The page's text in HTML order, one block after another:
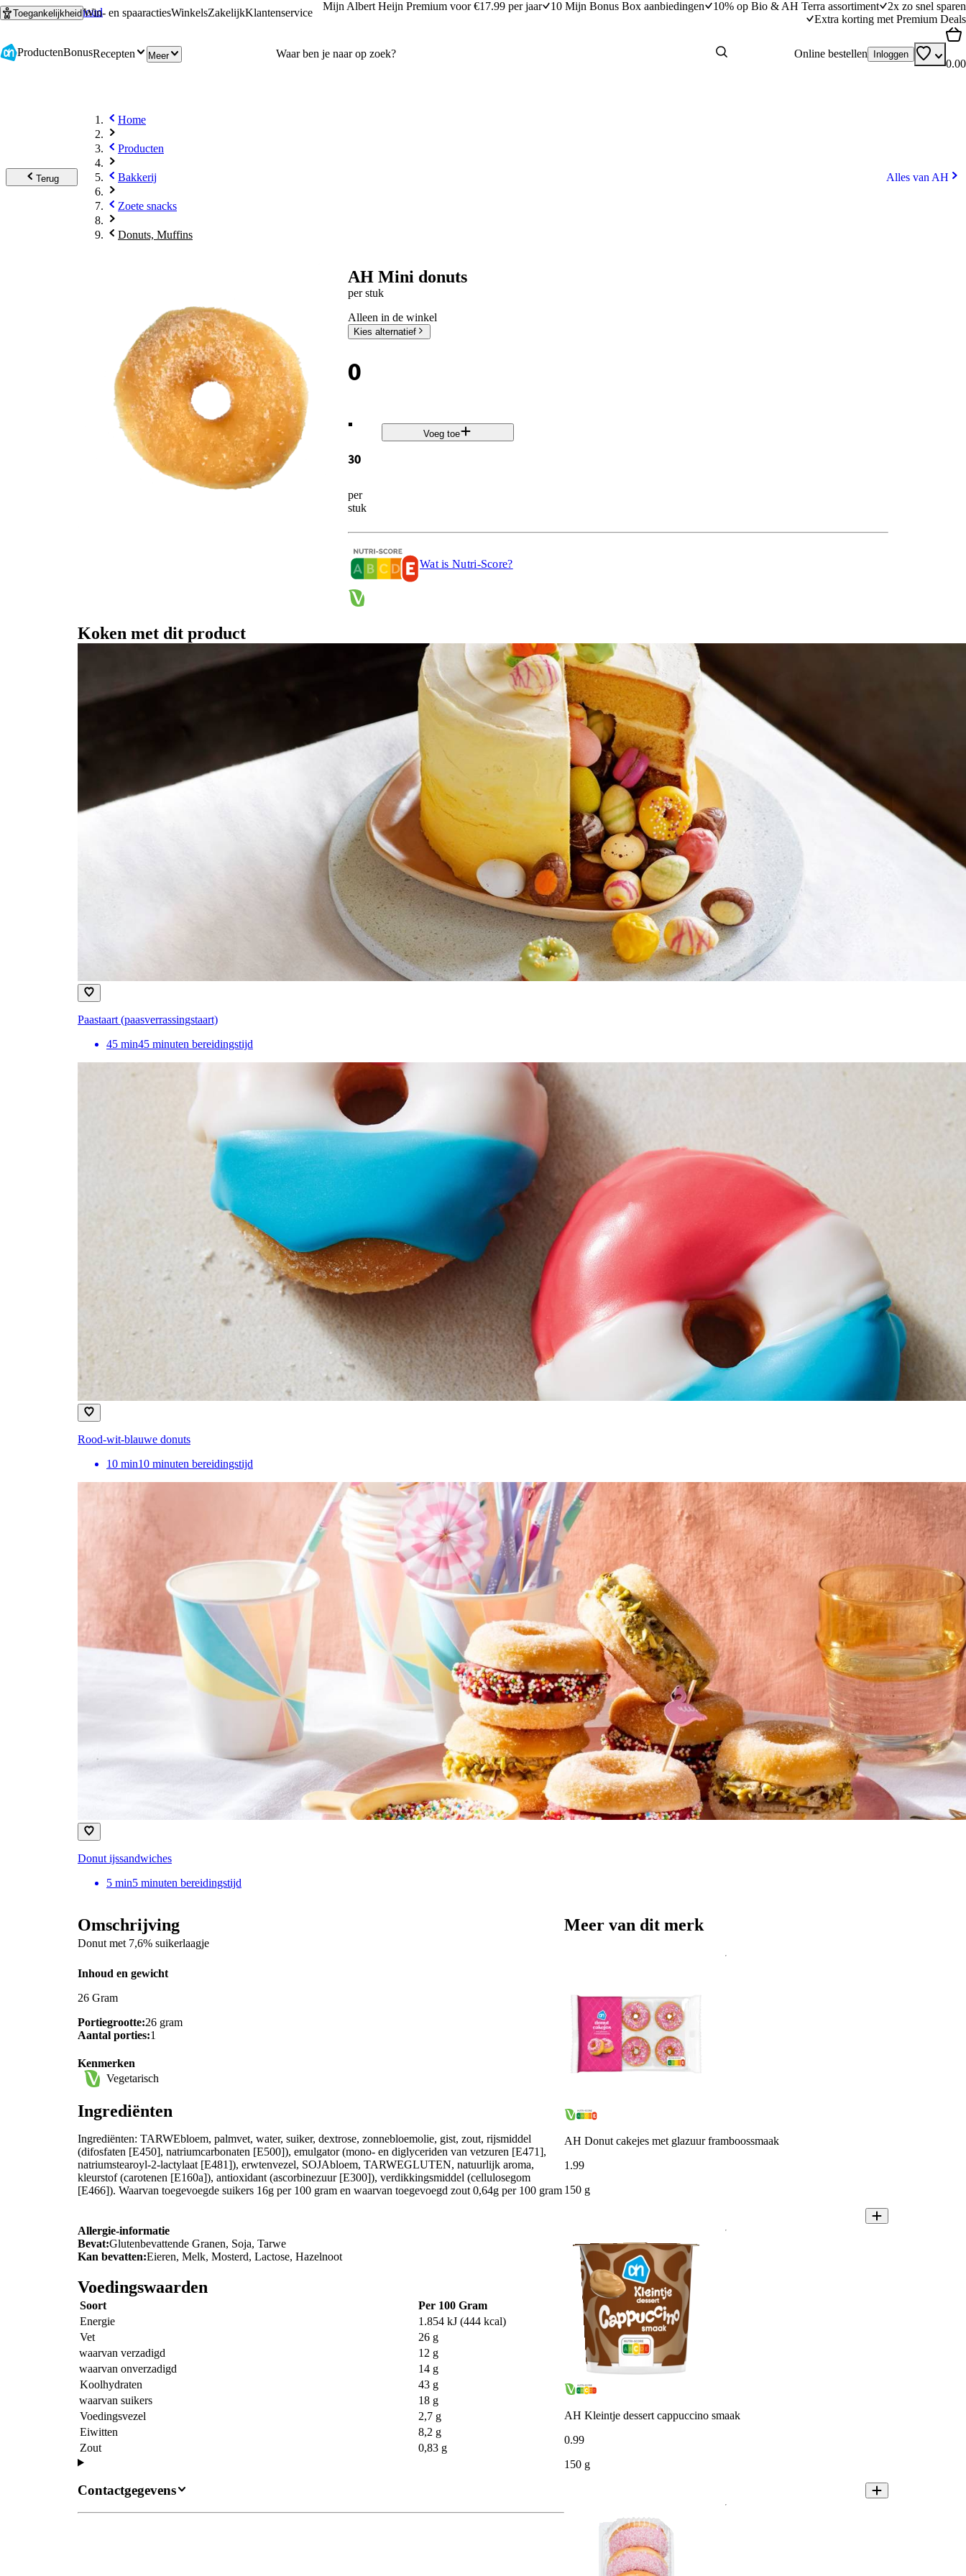
Ga naar hoofdinhoud
Ga naar zoeken
ToegankelijkheidWin- en spaaractiesWinkelsZakelijkKlantenservice
Mijn Albert Heijn Premium voor €17.99 per jaar 10 Mijn Bonus Box aanbiedingen 10% op Bio & AH Terra assortiment
2x zo snel sparen
Extra korting met Premium Deals
ProductenBonusRecepten Meer Online bestellen Inloggen
0.00
Terug
Home
Producten
Bakkerij
Zoete snacks
Donuts, Muffins
Alles van AH
AH Mini donuts
per stuk
Alleen in de winkel
Kies alternatief
0
.
30
per
stuk
Voeg toe
Wat is Nutri-Score?
Koken met dit product
Paastaart (paasverrassingstaart)
45 min45 minuten bereidingstijd
Rood-wit-blauwe donuts
10 min10 minuten bereidingstijd
Donut ijssandwiches
5 min5 minuten bereidingstijd
Omschrijving
Donut met 7,6% suikerlaagje
Inhoud en gewicht
26 Gram
Portiegrootte:26 gram
Aantal porties:1
Kenmerken
Vegetarisch
Ingrediënten
Ingrediënten: TARWEbloem, palmvet, water, suiker, dextrose, zonnebloemolie, gist, zout, rijsmiddel
(difosfaten [E450], natriumcarbonaten [E500]), emulgator (mono- en diglyceriden van vetzuren [E471],
natriumstearoyl-2-lactylaat [E481]), erwtenvezel, SOJAbloem, TARWEGLUTEN, natuurlijk aroma,
kleurstof (carotenen [E160a]), antioxidant (ascorbinezuur [E300]), verdikkingsmiddel (cellulosegom
[E466]). Waarvan toegevoegde suikers 16g per 100 gram en waarvan toegevoegd zout 0,64g per 100 gram
Allergie-informatie
Bevat:Glutenbevattende Granen, Soja, Tarwe
Kan bevatten:Eieren, Melk, Mosterd, Lactose, Hazelnoot
Voedingswaarden
Soort
Per 100 Gram
Energie
1.854 kJ (444 kcal)
Vet
26 g
waarvan verzadigd
12 g
waarvan onverzadigd
14 g
Koolhydraten
43 g
waarvan suikers
18 g
Voedingsvezel
2,7 g
Eiwitten
8,2 g
Zout
0,83 g
Contactgegevens
Meer van dit merk
AH Donut cakejes met glazuur framboossmaak
1 .99
150 g
AH Kleintje dessert cappuccino smaak
0.99
150 g